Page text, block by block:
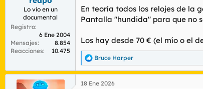
Lo vio en un
documental
Registro
6 Ene 2004
Mensajes
8.854
Reacciones
10.475
En teoría todos los relojes de la
Pantalla "hundida" para que no
Los hay desde 70 € (el mío o el
R
e
a
c
Bruce Harper
18 Ene 2026